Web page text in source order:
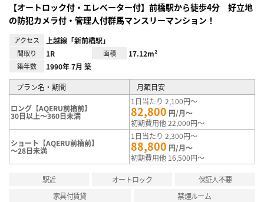
【オートロック付・エレベーター付】前橋駅から徒歩4分 好立地
の防犯カメラ付・管理人付群馬マンスリーマンション！
アクセス 上越線「新前橋駅」
間取り 1R 面積 17.12m²
築年数 1990年 7月 築
プラン名・期間 月額目安
ロング【AQERU前橋前】
30日以上～360日未満
1日当たり 2,100円～
82,800 円/月～
初期費用他 22,000円～
ショート【AQERU前橋前】
～28日未満
1日当たり 2,300円～
88,800 円/月～
初期費用他 16,500円～
駅近 オートロック
保証人不要
家具付賃貸
禁煙ルーム